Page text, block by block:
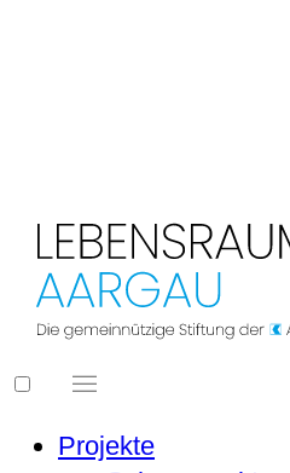
AARGAU
Projekte